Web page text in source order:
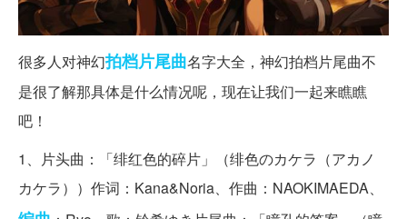
很多人对神幻拍档片尾曲名字大全，神幻拍档片尾曲不
是很了解那具体是什么情况呢，现在让我们一起来瞧瞧
吧！
1、片头曲：「绯红色的碎片」（绯色のカケラ（アカノ
カケラ））作词：Kana&Noria、作曲：NAOKIMAEDA、